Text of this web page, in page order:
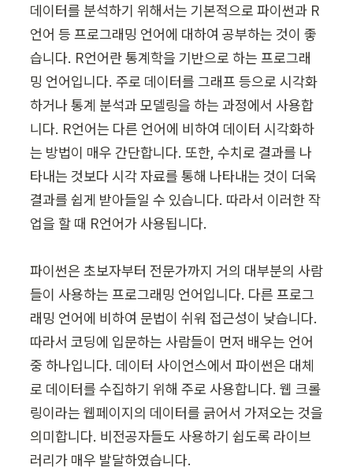
데이터를 분석하기 위해서는 기본적으로 파이썬과 R
언어 등 프로그래밍 언어에 대하여 공부하는 것이 좋
습니다. R언어란 통계학을 기반으로 하는 프로그래
밍 언어입니다. 주로 데이터를 그래프 등으로 시각화
하거나 통계 분석과 모델링을 하는 과정에서 사용합
니다. R언어는 다른 언어에 비하여 데이터 시각화하
는 방법이 매우 간단합니다. 또한, 수치로 결과를 나
타내는 것보다 시각 자료를 통해 나타내는 것이 더욱
결과를 쉽게 받아들일 수 있습니다. 따라서 이러한 작
업을 할 때 R언어가 사용됩니다.
파이썬은 초보자부터 전문가까지 거의 대부분의 사람
들이 사용하는 프로그래밍 언어입니다. 다른 프로그
래밍 언어에 비하여 문법이 쉬워 접근성이 낮습니다.
따라서 코딩에 입문하는 사람들이 먼저 배우는 언어
중 하나입니다. 데이터 사이언스에서 파이썬은 대체
로 데이터를 수집하기 위해 주로 사용합니다. 웹 크롤
링이라는 웹페이지의 데이터를 긁어서 가져오는 것을
의미합니다. 비전공자들도 사용하기 쉽도록 라이브
러리가 매우 발달하였습니다.